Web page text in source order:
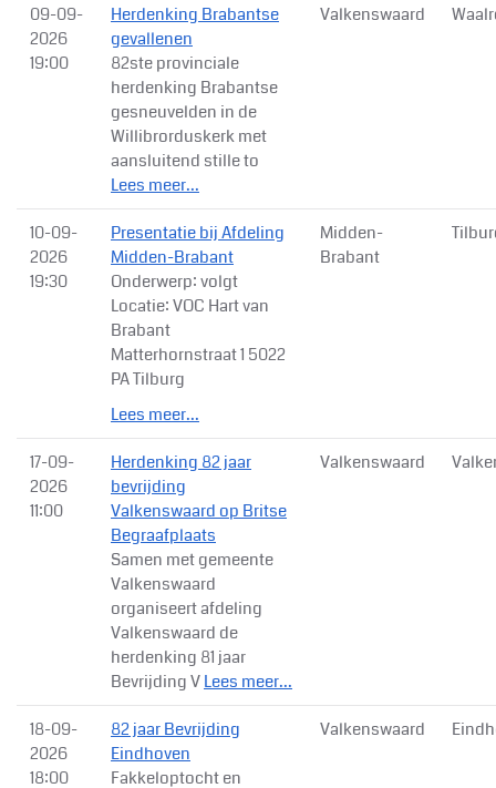
09-09-
2026
19:00
Herdenking Brabantse
gevallenen
82ste provinciale
herdenking Brabantse
gesneuvelden in de
Willibrorduskerk met
aansluitend stille to
Lees meer...
Valkenswaard
10-09-
2026
19:30
Presentatie bij Afdeling
Midden-Brabant
Onderwerp: volgt
Locatie: VOC Hart van
Brabant
Matterhornstraat 1 5022
PA Tilburg
Lees meer...
Midden-
Brabant
17-09-
2026
11:00
Herdenking 82 jaar
bevrijding
Valkenswaard op Britse
Begraafplaats
Samen met gemeente
Valkenswaard
organiseert afdeling
Valkenswaard de
herdenking 81 jaar
Bevrijding VLees meer...
Valkenswaard
18-09-
2026
18:00
82 jaar Bevrijding
Eindhoven
Fakkeloptocht en
Valkenswaard